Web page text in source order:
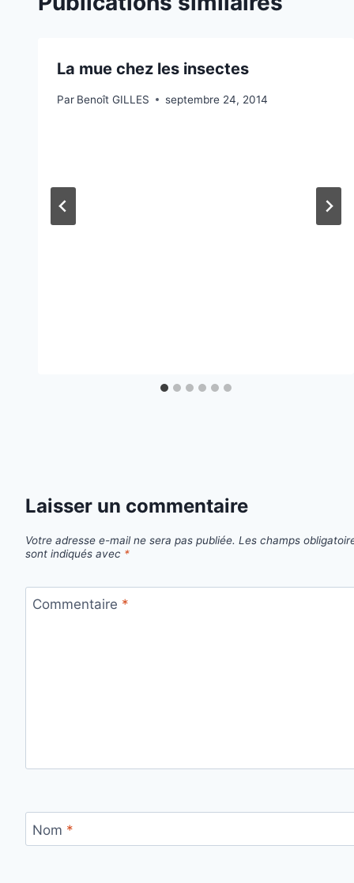
La mue chez les insectes
Par Benoît GILLES septembre 24, 2014
Laisser un commentaire
Votre adresse e-mail ne sera pas publiée. Les champs
sont indiqués avec *
Commentaire *
Nom *